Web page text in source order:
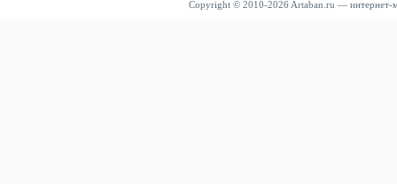
Copyright © 2010-2026 Artaban.ru — интернет-